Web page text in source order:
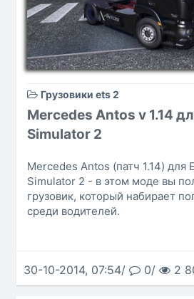
Грузовики ets 2
Mercedes Antos v 1.14
Simulator 2
Mercedes Antos (патч 1.14) для
Simulator 2 - в этом моде вы
грузовик, который набирает
среди водителей.
30-10-2014, 07:54/ 0/ 2